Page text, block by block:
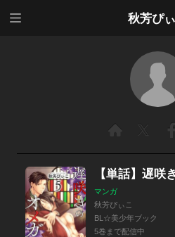
秋芳ぴ
【単話】遅咲
マンガ
秋芳ぴぃこ
BL☆美少年ブック
5巻まで配信中